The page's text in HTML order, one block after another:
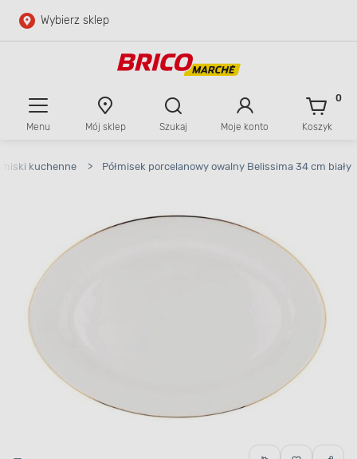
Przejdź do głównej zawartości
Wybierz sklep
Menu Mój sklep Szukaj Moje konto Koszyk
0
kuchenne > Półmisek porcelanowy owalny Belissima 34 cm biały